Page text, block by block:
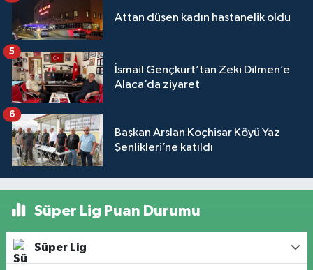
Attan düşen kadın hastanelik oldu
İsmail Gençkurt’tan Zeki Dilmen’e
Alaca’da ziyaret
5
Başkan Arslan Koçhisar Köyü Yaz
Şenlikleri’ne katıldı
6
Süper Lig Puan Durumu
Süper Lig